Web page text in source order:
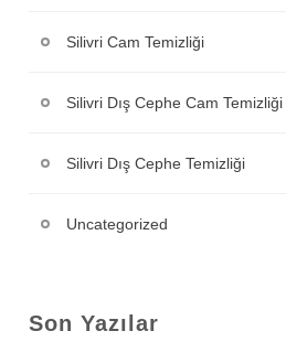
Silivri Cam Temizliği
Silivri Dış Cephe Cam Temizliği
Silivri Dış Cephe Temizliği
Uncategorized
Son Yazılar